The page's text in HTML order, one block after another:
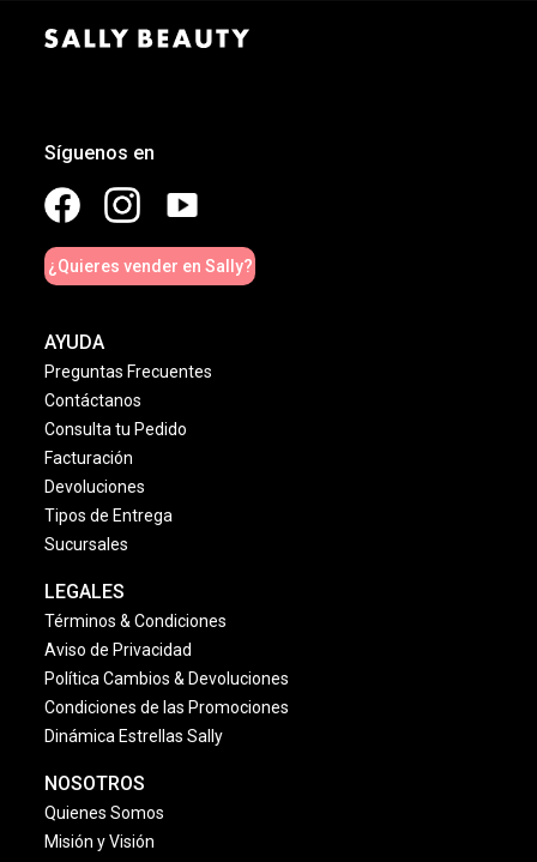
Síguenos en
¿Quieres vender en Sally?
AYUDA
Preguntas Frecuentes
Contáctanos
Consulta tu Pedido
Facturación
Devoluciones
Tipos de Entrega
Sucursales
LEGALES
Términos & Condiciones
Aviso de Privacidad
Política Cambios & Devoluciones
Condiciones de las Promociones
Dinámica Estrellas Sally
NOSOTROS
Quienes Somos
Misión y Visión